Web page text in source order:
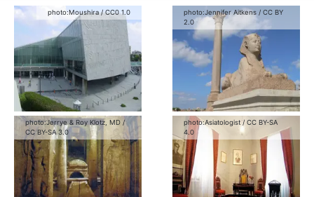
photo:Moushira /CC0 1.0 photo:Jennifer Aitkens / CC BY
2.0
photo:Jerrye & Roy Klotz, MD /
CC BY-SA 3.0
photo:Asiatologist / CC BY-SA
4.0